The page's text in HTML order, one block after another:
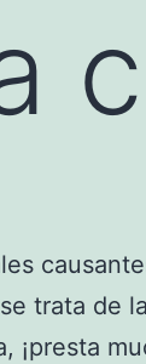
trata de
¡presta